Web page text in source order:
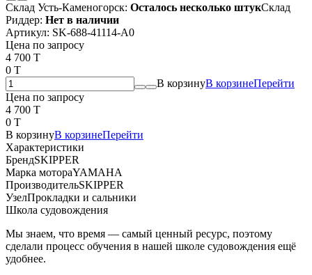
Склад Усть-Каменогорск: Осталось несколько штукСклад
Риддер: Нет в наличии
Артикул: SK-688-41114-A0
Цена по запросу
4 700 T
0 T
В корзинуВ корзинеПерейти
Цена по запросу
4 700 T
0 T
В корзинуВ корзинеПерейти
Характеристики
БрендSKIPPER
Марка мотораYAMAHA
ПроизводительSKIPPER
УзелПрокладки и сальники
Школа судовождения
Мы знаем, что время — самый ценный ресурс, поэтому
сделали процесс обучения в нашей школе судовождения ещё
удобнее.